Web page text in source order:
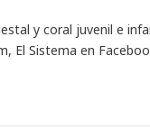
y coral juvenil e
El Sistema en